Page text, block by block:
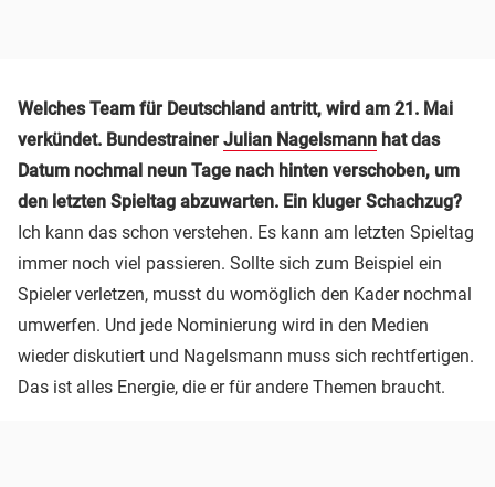
Welches Team für Deutschland antritt, wird am 21. Mai
verkündet. Bundestrainer Julian Nagelsmann hat das
Datum nochmal neun Tage nach hinten verschoben, um
den letzten Spieltag abzuwarten. Ein kluger Schachzug?
Ich kann das schon verstehen. Es kann am letzten Spieltag
immer noch viel passieren. Sollte sich zum Beispiel ein
Spieler verletzen, musst du womöglich den Kader nochmal
umwerfen. Und jede Nominierung wird in den Medien
wieder diskutiert und Nagelsmann muss sich rechtfertigen.
Das ist alles Energie, die er für andere Themen braucht.